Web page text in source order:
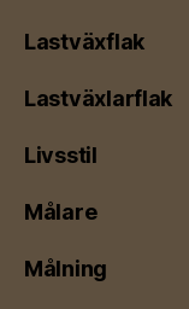
Lastväxflak
Lastväxlarflak
Livsstil
Målare
Målning